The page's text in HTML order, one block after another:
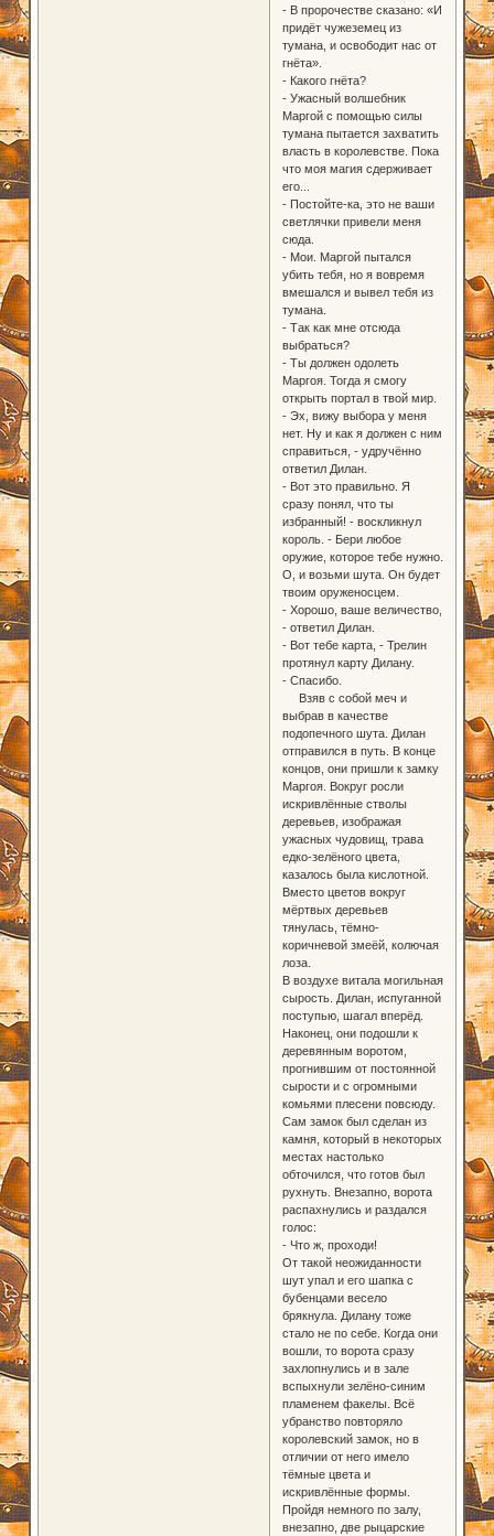
- В пророчестве сказано: «И
придёт чужеземец из
тумана, и освободит нас от
гнёта».
- Какого гнёта?
- Ужасный волшебник
Маргой с помощью силы
тумана пытается захватить
власть в королевстве. Пока
что моя магия сдерживает
его...
- Постойте-ка, это не ваши
светлячки привели меня
сюда.
- Мои. Маргой пытался
убить тебя, но я вовремя
вмешался и вывел тебя из
тумана.
- Так как мне отсюда
выбраться?
- Ты должен одолеть
Маргоя. Тогда я смогу
открыть портал в твой мир.
- Эх, вижу выбора у меня
нет. Ну и как я должен с ним
справиться, - удручённо
ответил Дилан.
- Вот это правильно. Я
сразу понял, что ты
избранный! - воскликнул
король. - Бери любое
оружие, которое тебе нужно.
О, и возьми шута. Он будет
твоим оруженосцем.
- Хорошо, ваше величество,
- ответил Дилан.
- Вот тебе карта, - Трелин
протянул карту Дилану.
- Спасибо.
Взяв с собой меч и
выбрав в качестве
подопечного шута. Дилан
отправился в путь. В конце
концов, они пришли к замку
Маргоя. Вокруг росли
искривлённые стволы
деревьев, изображая
ужасных чудовищ, трава
едко-зелёного цвета,
казалось была кислотной.
Вместо цветов вокруг
мёртвых деревьев
тянулась, тёмно-
коричневой змеёй, колючая
лоза.
В воздухе витала могильная
сырость. Дилан, испуганной
поступью, шагал вперёд.
Наконец, они подошли к
деревянным воротом,
прогнившим от постоянной
сырости и с огромными
комьями плесени повсюду.
Сам замок был сделан из
камня, который в некоторых
местах настолько
обточился, что готов был
рухнуть. Внезапно, ворота
распахнулись и раздался
голос:
- Что ж, проходи!
От такой неожиданности
шут упал и его шапка с
бубенцами весело
брякнула. Дилану тоже
стало не по себе. Когда они
вошли, то ворота сразу
захлопнулись и в зале
вспыхнули зелёно-синим
пламенем факелы. Всё
убранство повторяло
королевский замок, но в
отличии от него имело
тёмные цвета и
искривлённые формы.
Пройдя немного по залу,
внезапно, две рыцарские